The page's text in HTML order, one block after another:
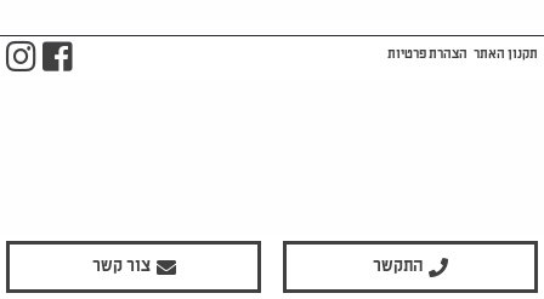
התקשר צור קשר
תקנון האתר הצהרת פרטיות